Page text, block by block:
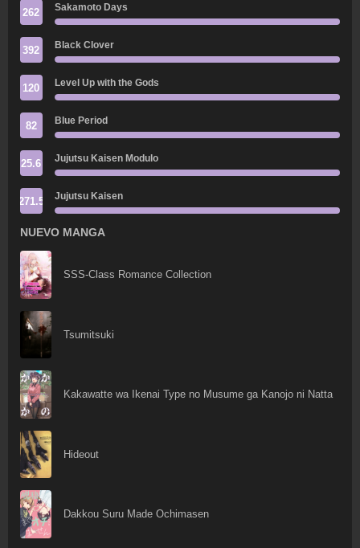
262 Sakamoto Days
392 Black Clover
120 Level Up with the Gods
82 Blue Period
25.6 Jujutsu Kaisen Modulo
271.5 Jujutsu Kaisen
NUEVO MANGA
SSS-Class Romance Collection
Tsumitsuki
Kakawatte wa Ikenai Type no Musume ga Kanojo ni Natta
Hideout
Dakkou Suru Made Ochimasen